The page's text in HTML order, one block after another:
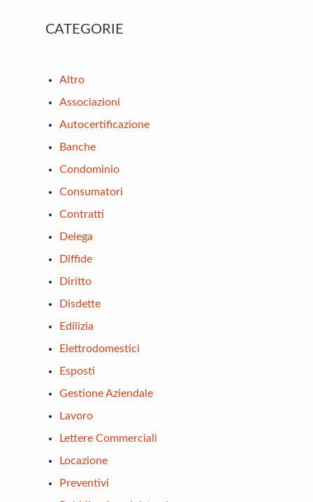
Primary
CATEGORIE
Altro
Associazioni
Autocertificazione
Banche
Condominio
Consumatori
Contratti
Delega
Diffide
Diritto
Disdette
Edilizia
Elettrodomestici
Esposti
Gestione Aziendale
Lavoro
Lettere Commerciali
Locazione
Preventivi